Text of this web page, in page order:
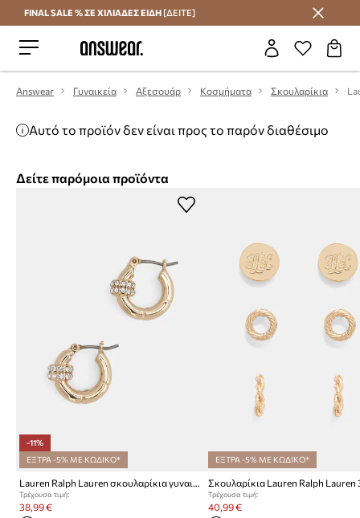
Εξοικονομήστε με το Answear Club
FINAL SALE % ΣΕ ΧΙΛΙΑΔΕΣ ΕΙΔΗ [ΔΕΙΤΕ]
Answear Γυναικεία Αξεσουάρ Κοσμήματα Σκουλαρίκια
Αυτό το προϊόν δεν είναι προς το παρόν διαθέσιμο
Δείτε παρόμοια προϊόντα
-11%
ΕΞΤΡΑ -5% ΜΕ ΚΩΔΙΚΟ*
Lauren Ralph Lauren σκουλαρίκια γυναικεία μεταλλικά LINDELLA
Τρέχουσα τιμή:
38,99 €
ΕΞΤΡΑ -5% ΜΕ ΚΩΔΙΚΟ*
Τρέχουσα τιμή:
40,99 €